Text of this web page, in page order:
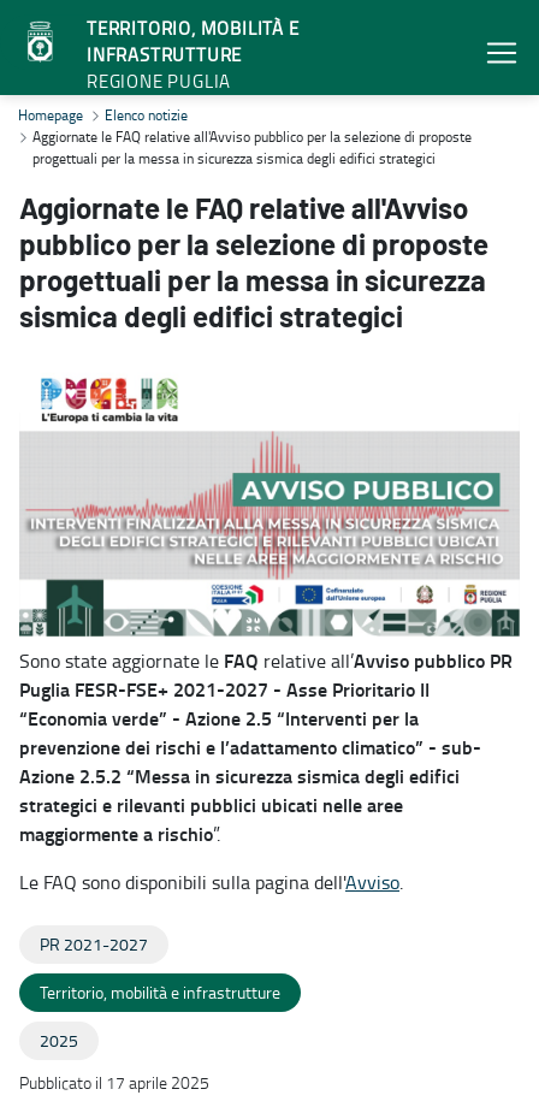
TERRITORIO, MOBILITÀ E
INFRASTRUTTURE
REGIONE PUGLIA
Aggiornate le FAQ relative all'Avviso pubblico per la selezione
Homepage
Elenco notizie
Aggiornate le FAQ relative all'Avviso pubblico per la selezione di proposte
progettuali per la messa in sicurezza sismica degli edifici strategici
Aggiornate le FAQ relative all'Avviso
pubblico per la selezione di proposte
progettuali per la messa in sicurezza
sismica degli edifici strategici
Sono state aggiornate le FAQ relative all’Avviso pubblico PR
Puglia FESR-FSE+ 2021-2027 - Asse Prioritario II
“Economia verde” - Azione 2.5 “Interventi per la
prevenzione dei rischi e l’adattamento climatico” - sub-
Azione 2.5.2 “Messa in sicurezza sismica degli edifici
strategici e rilevanti pubblici ubicati nelle aree
maggiormente a rischio”.
Le FAQ sono disponibili sulla pagina dell'Avviso.
PR 2021-2027
Territorio, mobilità e infrastrutture
2025
Pubblicato il 17 aprile 2025